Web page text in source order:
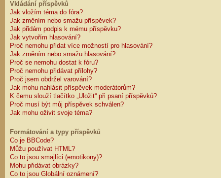
Vkládání příspěvků
Jak vložím téma do fóra?
Jak změním nebo smažu příspěvek?
Jak přidám podpis k mému příspěvku?
Jak vytvořím hlasování?
Proč nemohu přidat více možností pro hlasování?
Jak změním nebo smažu hlasování?
Proč se nemohu dostat k fóru?
Proč nemohu přidávat přílohy?
Proč jsem obdržel varování?
Jak mohu nahlásit příspěvek moderátorům?
K čemu slouží tlačítko „Uložit“ při psaní příspěvků?
Proč musí být můj příspěvek schválen?
Jak mohu oživit svoje téma?
Formátování a typy příspěvků
Co je BBCode?
Můžu používat HTML?
Co to jsou smajlíci (emotikony)?
Mohu přidávat obrázky?
Co to jsou Globální oznámení?